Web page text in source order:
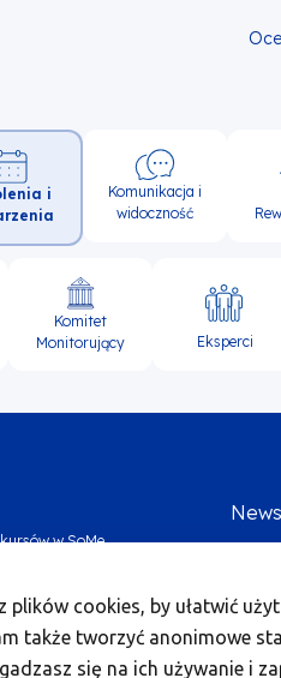
plików cookies, by ułatwić
także tworzyć anonimowe
się na ich używanie i
i
Komunikacja i
widoczność
Komitet
Monitorujący
Eksperci
w SoMe